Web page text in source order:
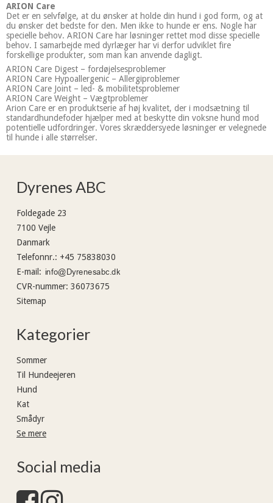
ARION Care
Det er en selvfølge, at du ønsker at holde din hund i god form, og at
du ønsker det bedste for den. Men ikke to hunde er ens. Nogle har
specielle behov. ARION Care har løsninger rettet mod disse specielle
behov. I samarbejde med dyrlæger har vi derfor udviklet fire
forskellige produkter, som man kan anvende dagligt.
ARION Care Digest – fordøjelsesproblemer
ARION Care Hypoallergenic – Allergiproblemer
ARION Care Joint – led- & mobilitetsproblemer
ARION Care Weight – Vægtproblemer
Arion Care er en produktserie af høj kvalitet, der i modsætning til
standardhundefoder hjælper med at beskytte din voksne hund mod
potentielle udfordringer. Vores skræddersyede løsninger er velegnede
til hunde i alle størrelser.
Dyrenes ABC
Foldegade 23
7100 Vejle
Danmark
Telefonnr.: +45 75838030
E-mail :
CVR-nummer: 36073675
Sitemap
Kategorier
Sommer
Til Hundeejeren
Hund
Kat
Smådyr
Se mere
Social media